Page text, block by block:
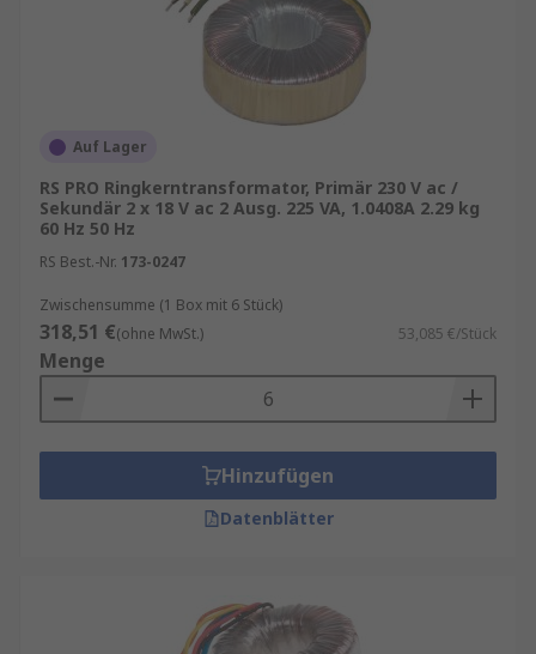
Auf Lager
RS PRO Ringkerntransformator, Primär 230 V ac /
Sekundär 2 x 18 V ac 2 Ausg. 225 VA, 1.0408A 2.29 kg
60 Hz 50 Hz
RS Best.-Nr. 173-0247
Zwischensumme (1 Box mit 6 Stück)
318,51 €(ohne MwSt.) 53,085 €/Stück
Menge
Hinzufügen
Datenblätter